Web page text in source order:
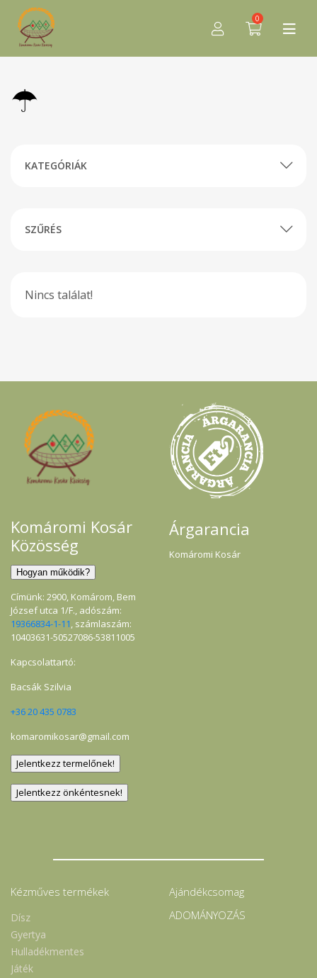
0
☂
KATEGÓRIÁK
SZŰRÉS
Nincs találat!
Komáromi Kosár
Közösség
Címünk: 2900, Komárom, Bem
József utca 1/F., adószám:
19366834-1-11, számlaszám:
10403631-50527086-53811005
Kapcsolattartó:
Bacsák Szilvia
+36 20 435 0783
komaromikosar@gmail.com
Árgarancia
Komáromi Kosár
Kézműves termékek
Dísz
Gyertya
Hulladékmentes
Játék
Ajándékcsomag
ADOMÁNYOZÁS